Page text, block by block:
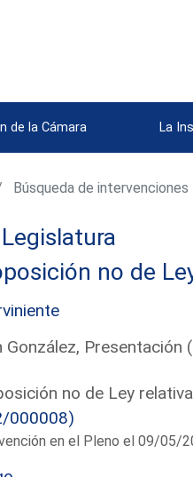
de la Cámara La
Búsqueda de intervenciones
no de
González, Presentación
no de Ley
000008)
en el Pleno el 09/05/